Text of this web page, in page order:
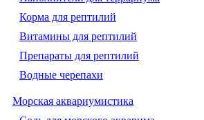
Корма для рептилий
Витамины для рептилий
Препараты для рептилий
Водные черепахи
Морская аквариумистика